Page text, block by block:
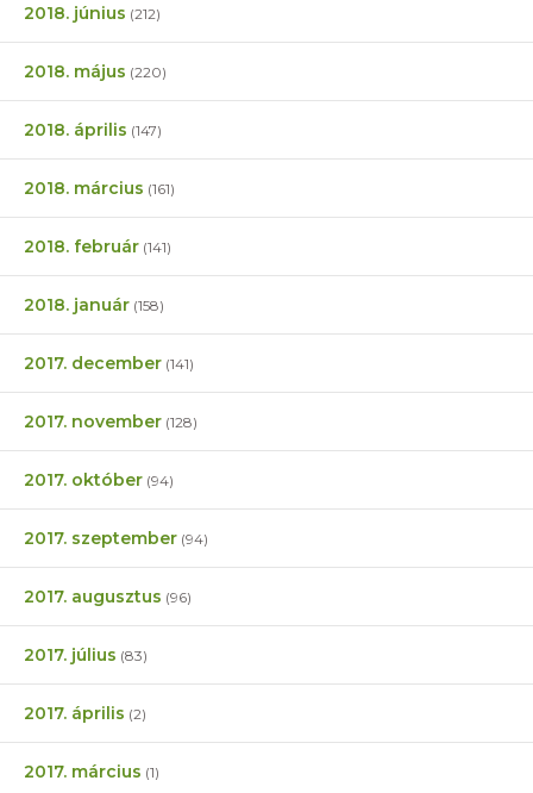
2018. június (212)
2018. május (220)
2018. április (147)
2018. március (161)
2018. február (141)
2018. január (158)
2017. december (141)
2017. november (128)
2017. október (94)
2017. szeptember (94)
2017. augusztus (96)
2017. július (83)
2017. április (2)
2017. március (1)